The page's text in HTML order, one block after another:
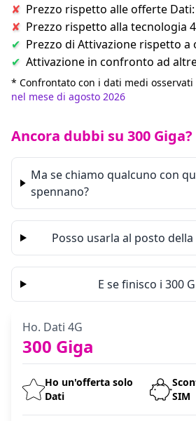
Prezzo rispetto alle offerte Dati:
Prezzo rispetto alla tecnologia
Prezzo di Attivazione rispetto a
Attivazione in confronto ad
* Confrontato con i dati medi
nel mese di agosto 2026
Ancora dubbi su 300 Giga?
Ma se chiamo qualcuno con
spennano?
Posso usarla al posto della
E se finisco i 300
Ho. Dati 4G
300 Giga
Ho un'offerta solo
Dati
SIM